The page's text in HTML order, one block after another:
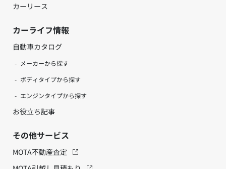
カーリース
カーライフ情報
自動車カタログ
メーカーから探す
ボディタイプから探す
エンジンタイプから探す
お役立ち記事
その他サービス
MOTA不動産査定